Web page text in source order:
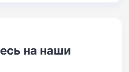
на наши